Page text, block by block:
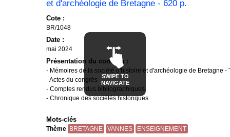
et d'archéologie de Bretagne - 620 p.
Cote :
BR/1048
Date :
mai 2024
Présentation du contenu :
- Mémoires de la société d'histoire et d'archéologie de Bretagne -
- Actes du congrès
- Comptes rendus bibliographiques
- Chronique des sociétés historiques
Mots-clés
Thème BRETAGNE VANNES ENSEIGNEMENT
SWIPE TO
NAVIGATE